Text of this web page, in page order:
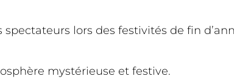
lors des festivités de fin
mystérieuse et festive.